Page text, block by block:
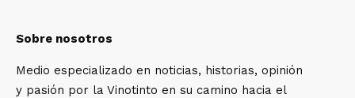
Sobre nosotros
Medio especializado en noticias, historias, opinión
y pasión por la Vinotinto en su camino hacia el